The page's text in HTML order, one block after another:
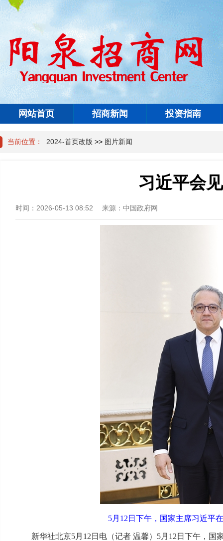
网站首页 招商新闻 投资指南
当前位置： 2024-首页改版 >> 图片新闻
习近平会
时间： 2026-05-13 08:52 来源： 中国政府网
5月12日下午，国家主席习近平
新华社北京5月12日电（记者 温馨）5月12日下午，